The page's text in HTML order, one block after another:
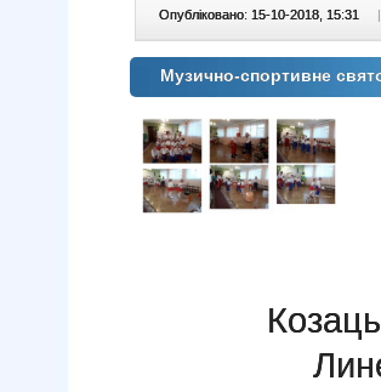
Опубліковано: 15-10-2018, 15:31 |
Музично-спортивне